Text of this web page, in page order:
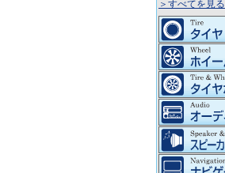
＞すべてを見る